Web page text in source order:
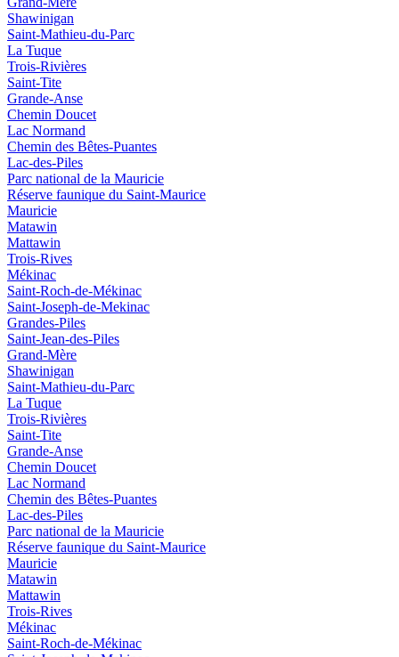
Shawinigan
Saint-Mathieu-du-Parc
La Tuque
Trois-Rivières
Saint-Tite
Grande-Anse
Chemin Doucet
Lac Normand
Chemin des Bêtes-Puantes
Lac-des-Piles
Parc national de la Mauricie
Réserve faunique du Saint‑Maurice
Mauricie
Matawin
Mattawin
Trois-Rives
Mékinac
Saint-Roch-de-Mékinac
Saint-Joseph-de-Mekinac
Grandes-Piles
Saint-Jean-des-Piles
Grand-Mère
Shawinigan
Saint-Mathieu-du-Parc
La Tuque
Trois-Rivières
Saint-Tite
Grande-Anse
Chemin Doucet
Lac Normand
Chemin des Bêtes-Puantes
Lac-des-Piles
Parc national de la Mauricie
Réserve faunique du Saint‑Maurice
Mauricie
Matawin
Mattawin
Trois-Rives
Mékinac
Saint-Roch-de-Mékinac